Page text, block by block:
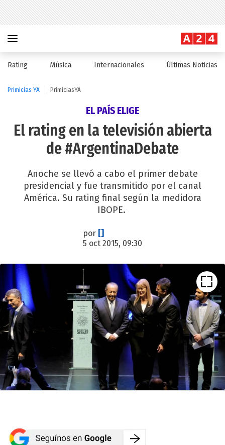
Rating Música Internacionales Últimas Noticias
Primicias YA PrimiciasYA
EL PAÍS ELIGE
El rating en la televisión abierta
de #ArgentinaDebate
Anoche se llevó a cabo el primer debate
presidencial y fue transmitido por el canal
América. Su rating final según la medidora
IBOPE.
por []
5 oct 2015, 09:30